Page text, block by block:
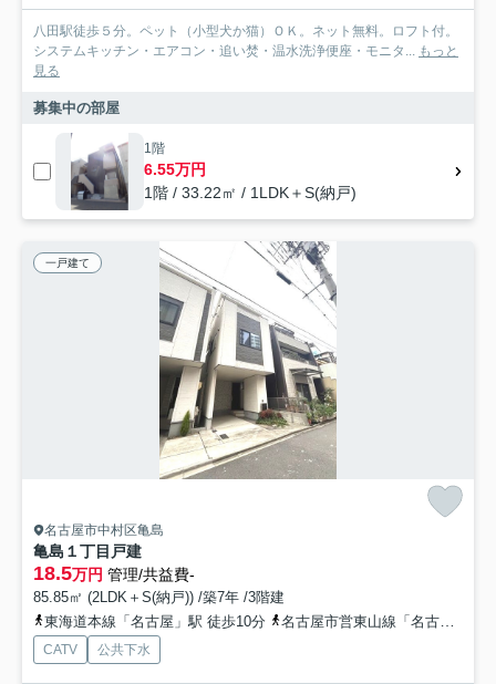
八田駅徒歩５分。ペット（小型犬か猫）ＯＫ。ネット無料。ロフト付。
システムキッチン・エアコン・追い焚・温水洗浄便座・モニタ... もっと
見る
募集中の部屋
1階
6.55万円
1階 / 33.22㎡ / 1LDK＋S(納戸)
一戸建て
名古屋市中村区亀島
亀島１丁目戸建
18.5万円 管理/共益費-
85.85㎡ (2LDK＋S(納戸)) /築7年 /3階建
東海道本線「名古屋」駅 徒歩10分
名古屋市営東山線「名古屋」駅 徒歩14分
CATV 公共下水